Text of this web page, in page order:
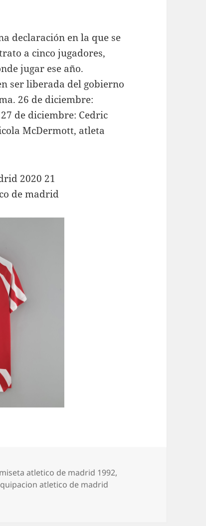
declaración en la que se
a cinco jugadores,
jugar ese año.
ser liberada del gobierno
26 de diciembre:
de diciembre: Cedric
McDermott, atleta
atletico de madrid 1992,
atletico de madrid